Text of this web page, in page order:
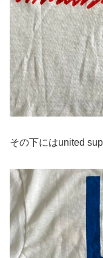
その下にはunited